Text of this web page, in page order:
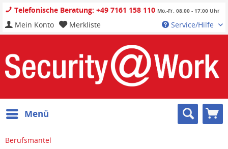
Telefonische Beratung: +49 7161 158 110 Mo.-Fr. 08:00 - 17:00 Uhr
Service/Hilfe
Mein Konto Merkliste
Menü
Berufsmantel